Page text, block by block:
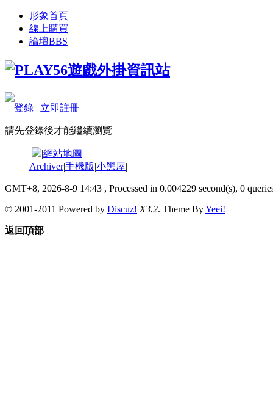
形象首頁
線上購買
論壇BBS
登錄 | 立即註冊
請先登錄後才能繼續瀏覽
|網站地圖
Archiver|手機版|小黑屋|
GMT+8, 2026-8-9 14:43 , Processed in 0.004229 second(s), 0
© 2001-2011 Powered by Discuz! X3.2. Theme ByYeei!
返回頂部